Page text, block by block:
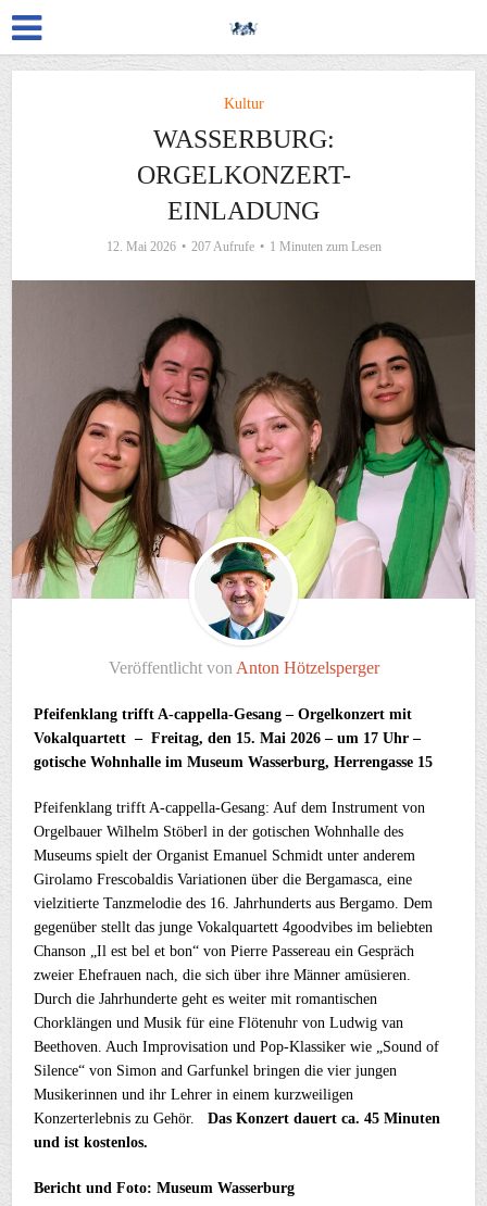
Kultur
WASSERBURG:
ORGELKONZERT-
EINLADUNG
12. Mai 2026 207 Aufrufe 1 Minuten zum Lesen
Veröffentlicht von Anton Hötzelsperger
Pfeifenklang trifft A-cappella-Gesang – Orgelkonzert mit
Vokalquartett –Freitag, den 15. Mai 2026 – um 17 Uhr –
gotische Wohnhalle im Museum Wasserburg, Herrengasse 15
Pfeifenklang trifft A-cappella-Gesang: Auf dem Instrument von
Orgelbauer Wilhelm Stöberl in der gotischen Wohnhalle des
Museums spielt der Organist Emanuel Schmidt unter anderem
Girolamo Frescobaldis Variationen über die Bergamasca, eine
vielzitierte Tanzmelodie des 16. Jahrhunderts aus Bergamo. Dem
gegenüber stellt das junge Vokalquartett 4goodvibes im beliebten
Chanson „Il est bel et bon“ von Pierre Passereau ein Gespräch
zweier Ehefrauen nach, die sich über ihre Männer amüsieren.
Durch die Jahrhunderte geht es weiter mit romantischen
Chorklängen und Musik für eine Flötenuhr von Ludwig van
Beethoven. Auch Improvisation und Pop-Klassiker wie „Sound of
Silence“ von Simon and Garfunkel bringen die vier jungen
Musikerinnen und ihr Lehrer in einem kurzweiligen
Konzerterlebnis zu Gehör.Das Konzert dauert ca. 45 Minuten
und ist kostenlos.
Bericht und Foto: Museum Wasserburg